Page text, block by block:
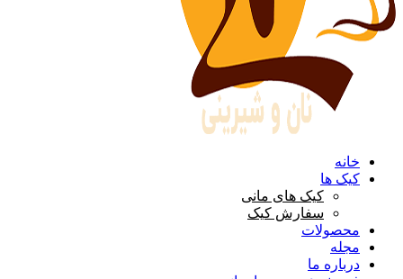
خانه
کیک ها
کیک های مانی
سفارش کیک
محصولات
مجله
درباره ما